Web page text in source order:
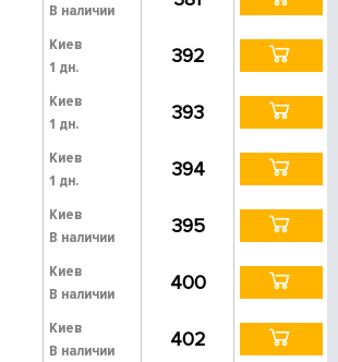
В наличии
Киев
1 дн.
392
Киев
1 дн.
393
Киев
1 дн.
394
Киев
В наличии
395
Киев
В наличии
400
Киев
В наличии
402